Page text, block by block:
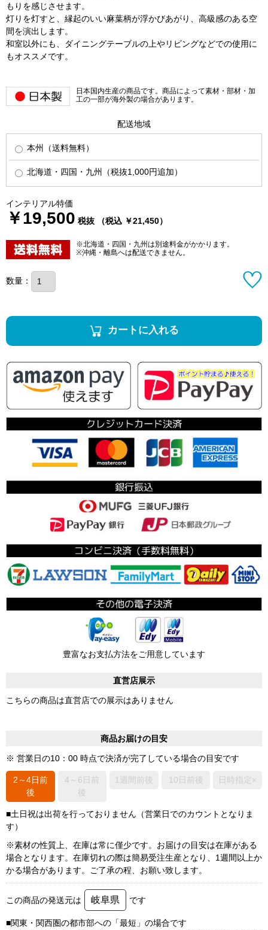
もりを感じさせます。
灯りを灯すと、縁起のいい麻葉柄が浮かびあがり、高級感のある空
間を演出します。
和室以外にも、ダイニングテーブルの上やリビングなどでの使用に
もオススメです。
日本国内生産の商品です。商品によって素材・部材・加
工の一部が海外製の場合があります。
配送地域
本州（送料無料）
北海道・四国・九州（税抜1,000円追加）
インテリアル特価
￥19,500 税抜 （税込 ￥21,450）
※北海道・四国・九州は別途料金がかかります。
※沖縄・離島へは配送できません。
数量：
カートに入れる
豊富なお支払方法をご用意しています
直営店展示
こちらの商品は直営店での展示はありません
商品お届けの目安
※ 営業日の10：00 時点で決済が完了している場合の目安です
2～4日前
後
4～6日前
後
1週間前後 10日前後 日時指定×
■土日祝は出荷を行っておりません（営業日でのカウントとなりま
す）
※素材の性質上、在庫は常に僅少です。お届けの目安は在庫がある
場合となります。在庫切れの際は簡易受注生産となり、1週間以上か
かる場合があります。ご了承の程、お願い致します。
この商品の発送元は 岐阜県 です
■関東・関西圏の都市部への「最短」の場合です